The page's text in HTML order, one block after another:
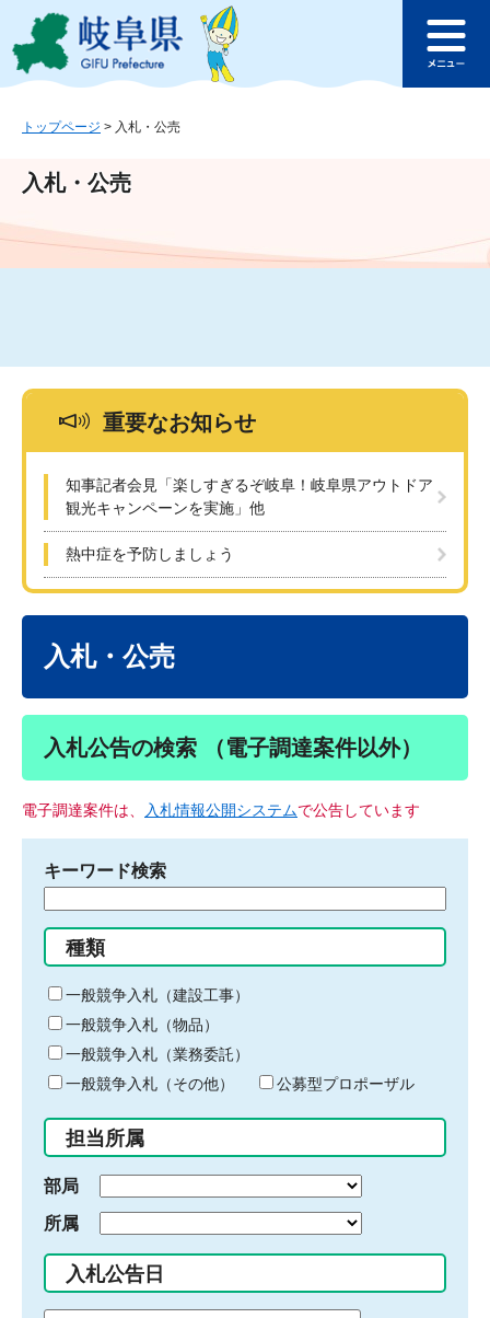
ジ
ュ
文
このページの本文へ
ュ
トップページ > 入札・公売
入札・公売
重要なお知らせ
知事記者会見「楽しすぎるぞ岐阜！岐阜県アウトドア
観光キャンペーンを実施」他
熱中症を予防しましょう
入札・公売
入札公告の検索 （電子調達案件以外）
電子調達案件は、 入札情報公開システムで公告しています
キーワード検索
る
キ
ー
ワ
ー
ド
入
力
種類
一般競争入札（建設工事）
一般競争入札（物品）
一般競争入札（業務委託）
一般競争入札（その他）
公募型プロポーザル
担当所属
部局
所属
入札公告日